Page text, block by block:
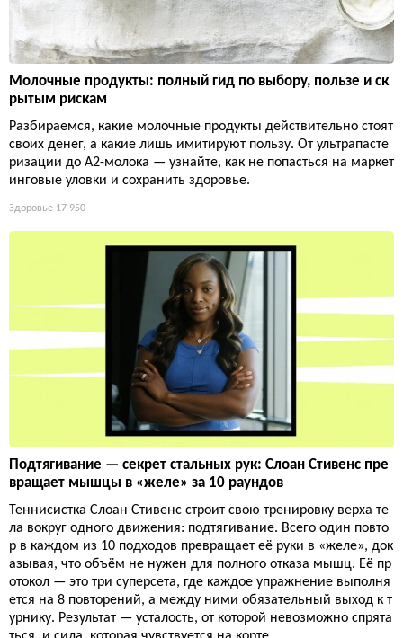
Молочные продукты: полный гид по выбору, пользе и ск
рытым рискам
Разбираемся, какие молочные продукты действительно стоят
своих денег, а какие лишь имитируют пользу. От ультрапасте
ризации до А2-молока — узнайте, как не попасться на маркет
инговые уловки и сохранить здоровье.
Здоровье 17 950
Подтягивание — секрет стальных рук: Слоан Стивенс пре
вращает мышцы в «желе» за 10 раундов
Теннисистка Слоан Стивенс строит свою тренировку верха те
ла вокруг одного движения: подтягивание. Всего один повто
р в каждом из 10 подходов превращает её руки в «желе», док
азывая, что объём не нужен для полного отказа мышц. Её пр
отокол — это три суперсета, где каждое упражнение выполня
ется на 8 повторений, а между ними обязательный выход к т
урнику. Результат — усталость, от которой невозможно спрята